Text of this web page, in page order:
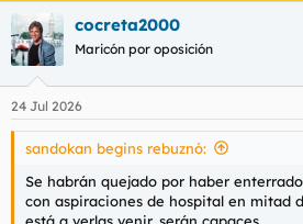
c
c
i
e
s
cocreta2000
Maricón por oposición
24 Jul 2026
sandokan begins rebuznó:
Se habrán quejado por haber
con aspiraciones de hospital en mitad